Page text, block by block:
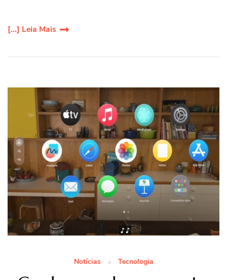
[...] Leia Mais
Notícias Tecnologia